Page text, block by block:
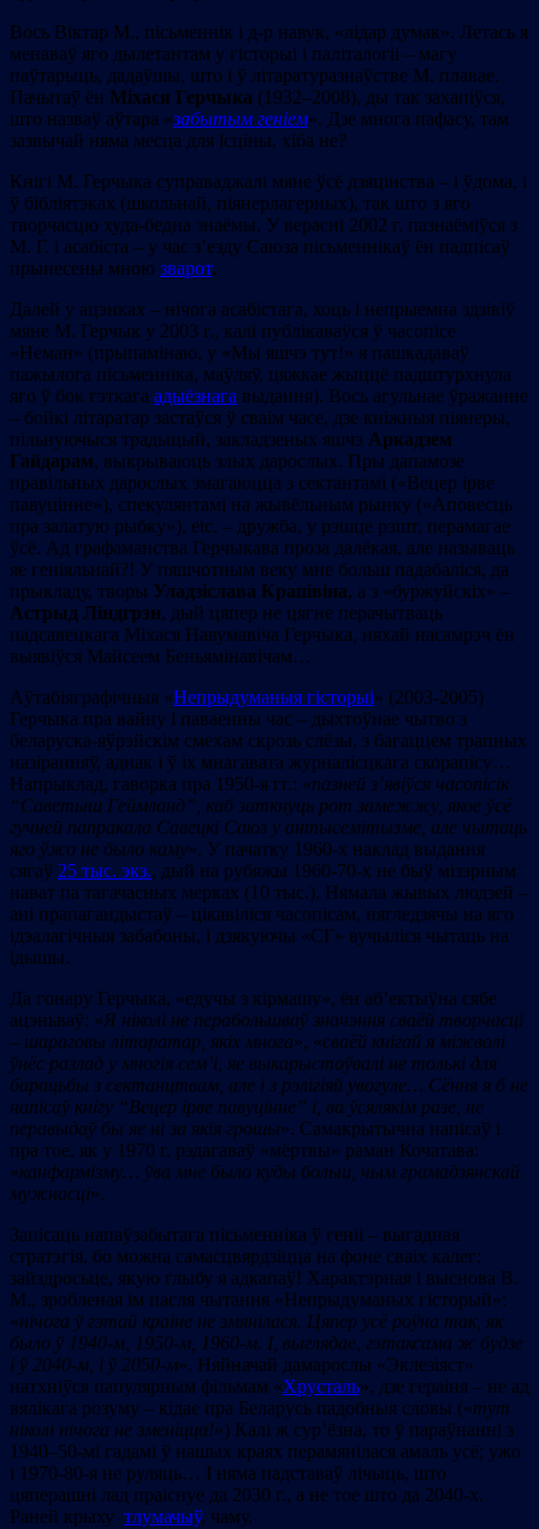
Вось Віктар М., пісьменнік і д-р навук, «лідар думак». Летась я
менаваў яго дылетантам у гісторыі і паліталогіі – магу
паўтарыць, дадаўшы, што і ў літаратуразнаўстве М. плавае.
Пачытаў ён Міхася Герчыка (1932–2008), ды так захапіўся,
што назваў аўтара «забытым геніем». Дзе многа пафасу, там
зазвычай няма месца для ісціны, хіба не?
Кнігі М. Герчыка суправаджалі мяне ўсё дзяцінства – і ўдома, і
ў бібліятэках (школьнай, піянерлагерных), так што з яго
творчасцю худа-бедна знаёмы. У верасні 2002 г. пазнаёміўся з
М. Г. і асабіста – у час з’езду Саюза пісьменнікаў ён падпісаў
прынесены мною зварот.
Далей у ацэнках – нічога асабістага, хоць і непрыемна здзівіў
мяне М. Герчык у 2003 г., калі публікаваўся ў часопісе
«Неман» (прыпамінаю, у «Мы яшчэ тут!» я пашкадаваў
пажылога пісьменніка, маўляў, цяжкае жыццё падштурхнула
яго ў бок гэткага адыёзнага выдання). Вось агульнае ўражанне
– бойкі літаратар застаўся ў сваім часе, дзе кніжныя піянеры,
пільнуючыся традыцый, закладзеных яшчэ Аркадзем
Гайдарам, выкрываюць злых дарослых. Пры дапамозе
правільных дарослых змагаюцца з сектантамі («Вецер ірве
павуцінне»), спекулянтамі на жывёльным рынку («Аповесць
пра залатую рыбку»), еtc. – дружба, у рэшце рэшт, перамагае
ўсё. Ад графаманства Герчыкава проза далёкая, але называць
яе геніяльнай?! У пяшчотным веку мне больш падабаліся, да
прыкладу, творы Уладзіслава Крапівіна, а з «буржуйскіх» –
Астрыд Ліндгрэн, дый цяпер не цягне перачытваць
падсавецкага Міхася Навумавіча Герчыка, няхай насамрэч ён
выявіўся Майсеем Беньямінавічам…
Аўтабіяграфічныя «Непрыдуманыя гісторыі» (2003-2005)
Герчыка пра вайну і паваенны час – дыхтоўнае чытво з
беларуска-яўрэйскім смехам скрозь слёзы, з багаццем трапных
назіранняў, аднак і ў іх мнагавата журналісцкага скорапісу…
Напрыклад, гаворка пра 1950-я гг.: «пазней з’явіўся часопісік
“Саветыш Геймланд”, каб заткнуць рот замежжу, якое ўсё
гучней папракала Савецкі Саюз у антысемітызме, але чытаць
яго ўжо не было каму». У пачатку 1960-х наклад выдання
сягаў 25 тыс. экз., дый на рубяжы 1960-70-х не быў мізэрным
нават па тагачасных мерках (10 тыс.). Нямала жывых людзей –
ані прапагандыстаў – цікавіліся часопісам, нягледзячы на яго
ідэалагічныя забабоны, і дзякуючы «СГ» вучыліся чытаць на
ідышы.
Да гонару Герчыка, «едучы з кірмашу», ён аб’ектыўна сябе
ацэньваў: «Я ніколі не перабольшваў значэння сваёй творчасці
– шараговы літаратар, якіх многа», «сваёй кнігай я міжволі
ўнёс разлад у многія сем’і, яе выкарыстоўвалі не толькі для
барацьбы з сектанцтвам, але і з рэлігіяй увогуле… Сёння я б не
напісаў кнігу “Вецер ірве павуцінне” і, ва ўсялякім разе, не
перавыдаў бы яе ні за якія грошы». Самакрытычна напісаў і
пра тое, як у 1970 г. рэдагаваў «мёртвы» раман Кочатава:
«канфармізму… ўва мне было куды больш, чым грамадзянскай
мужнасці».
Запісаць напаўзабытага пісьменніка ў геніі – выгадная
стратэгія, бо можна самасцвярдзіцца на фоне сваіх калег:
зайздросьце, якую глыбу я адкапаў! Характэрная і выснова В.
М., зробленая ім пасля чытання «Непрыдуманых гісторый»:
«нічога ў гэтай краіне не змянілася. Цяпер усё роўна так, як
было ў 1940-м, 1950-м, 1960-м. І, выглядае, гэтаксама ж будзе
і ў 2040-м, і ў 2050-м». Няйначай дамарослы «Эклезіяст»
натхніўся папулярным фільмам «Хрусталь», дзе гераіня – не ад
вялікага розуму – кідае пра Беларусь падобныя словы («тут
ніколі нічога не зменіцца!») Калі ж сур’ёзна, то ў параўнанні з
1940–50-мі гадамі ў нашых краях перамянілася амаль усё; ужо
і 1970-80-я не руляць… І няма падставаў лічыць, што
цяперашні лад праіснуе да 2030 г., а не тое што да 2040-х.
Раней крыху тлумачыў, чаму.